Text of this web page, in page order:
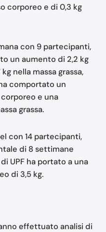
corporeo e di 0,3 kg
con 9 partecipanti,
un aumento di 2,2 kg
nella massa grassa,
comportato un
corporeo e una
grassa.
con 14 partecipanti,
di 8 settimane
UPF ha portato a una
di 3,5 kg.
effettuato analisi di